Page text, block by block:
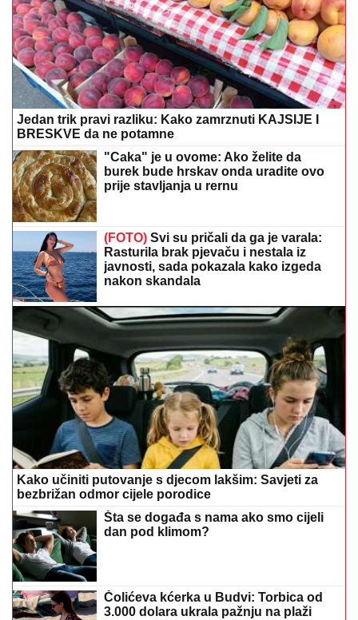
Jedan trik pravi razliku: Kako zamrznuti KAJSIJE I
BRESKVE da ne potamne
"Caka" je u ovome: Ako želite da
burek bude hrskav onda uradite ovo
prije stavljanja u rernu
(FOTO) Svi su pričali da ga je varala:
Rasturila brak pjevaču i nestala iz
javnosti, sada pokazala kako izgeda
nakon skandala
Kako učiniti putovanje s djecom lakšim: Savjeti za
bezbrižan odmor cijele porodice
Šta se događa s nama ako smo cijeli
dan pod klimom?
Čolićeva kćerka u Budvi: Torbica od
3.000 dolara ukrala pažnju na plaži